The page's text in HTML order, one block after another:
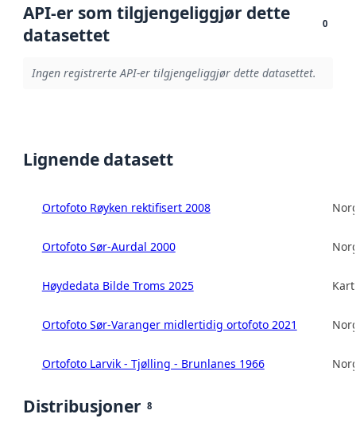
API-er som tilgjengeliggjør dette
datasettet
0
Ingen registrerte API-er tilgjengeliggjør dette datasettet.
Lignende datasett
Ortofoto Røyken rektifisert 2008
Ortofoto Sør-Aurdal 2000
Høydedata Bilde Troms 2025
Ortofoto Sør-Varanger midlertidig ortofoto 2021
Ortofoto Larvik - Tjølling - Brunlanes 1966
Distribusjoner 8